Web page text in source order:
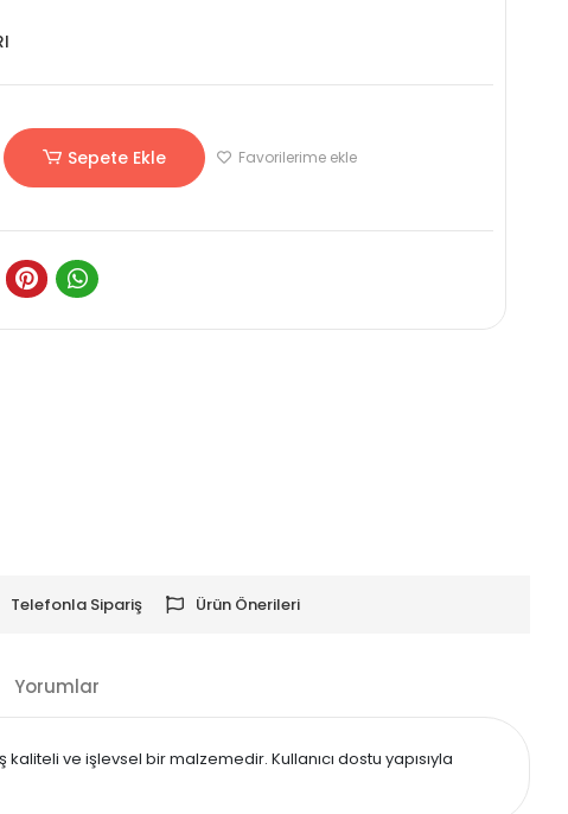
Sepete Ekle Favorilerime ekle
Telefonla Sipariş Ürün Önerileri
Yorumlar
ve işlevsel bir malzemedir. Kullanıcı dostu yapısıyla